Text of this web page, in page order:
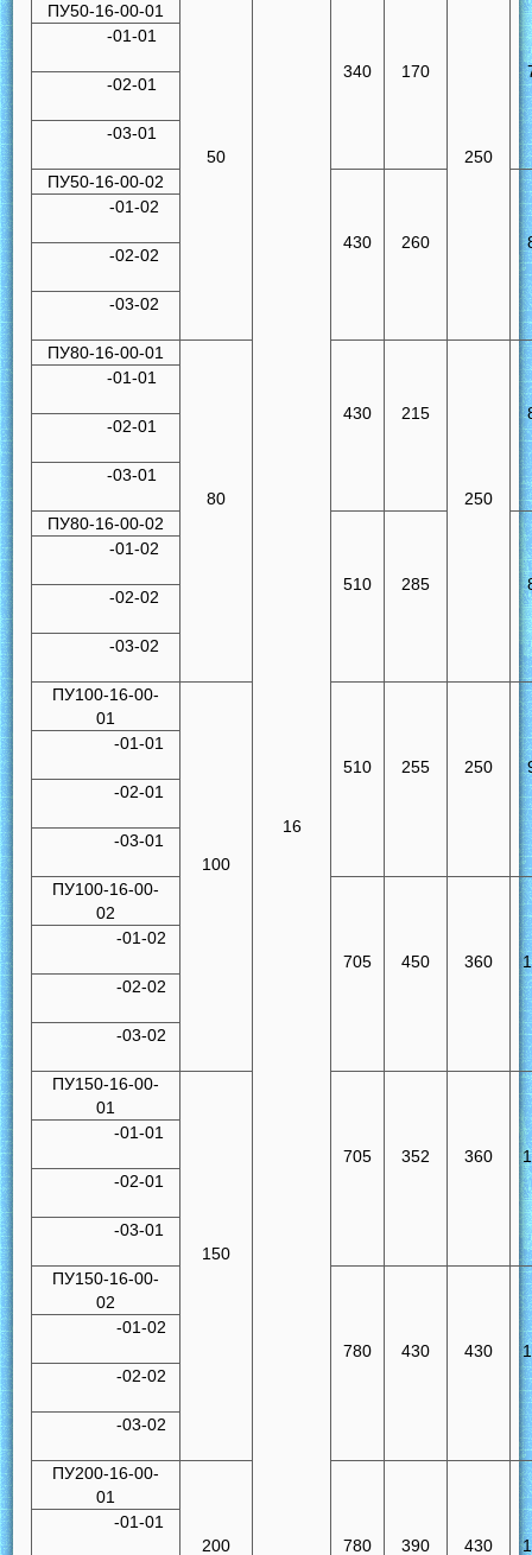
16
ПУ50-16-00-01
50
340 170
250
-01-01
-02-01
-03-01
ПУ50-16-00-02
430 260
-01-02
-02-02
-03-02
ПУ80-16-00-01
80
430 215
250
-01-01
-02-01
-03-01
ПУ80-16-00-02
510 285
-01-02
-02-02
-03-02
ПУ100-16-00-
01
100
510 255 250
-01-01
-02-01
-03-01
ПУ100-16-00-
02
705 450 360
-01-02
-02-02
-03-02
ПУ150-16-00-
01
150
705 352 360
-01-01
-02-01
-03-01
ПУ150-16-00-
02
780 430 430
-01-02
-02-02
-03-02
ПУ200-16-00-
01
200 780 390 430
-01-01